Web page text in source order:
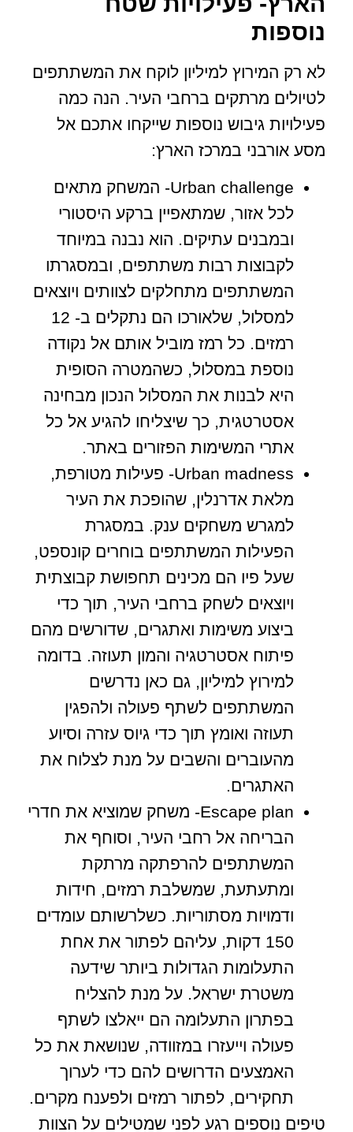
נוספות
לא רק המירוץ למיליון לוקח את המשתתפים
לטיולים מרתקים ברחבי העיר. הנה כמה
פעילויות גיבוש נוספות שייקחו אתכם אל
מסע אורבני במרכז הארץ:
Urban challenge- המשחק מתאים
לכל אזור, שמתאפיין ברקע היסטורי
ובמבנים עתיקים. הוא נבנה במיוחד
לקבוצות רבות משתתפים, ובמסגרתו
המשתתפים מתחלקים לצוותים ויוצאים
למסלול, שלאורכו הם נתקלים ב- 12
רמזים. כל רמז מוביל אותם אל נקודה
נוספת במסלול, כשהמטרה הסופית
היא לבנות את המסלול הנכון מבחינה
אסטרטגית, כך שיצליחו להגיע אל כל
אתרי המשימות הפזורים באתר.
Urban madness- פעילות מטורפת,
מלאת אדרנלין, שהופכת את העיר
למגרש משחקים ענק. במסגרת
הפעילות המשתתפים בוחרים קונספט,
שעל פיו הם מכינים תחפושת קבוצתית
ויוצאים לשחק ברחבי העיר, תוך כדי
ביצוע משימות ואתגרים, שדורשים מהם
פיתוח אסטרטגיה והמון תעוזה. בדומה
למירוץ למיליון, גם כאן נדרשים
המשתתפים לשתף פעולה ולהפגין
תעוזה ואומץ תוך כדי גיוס עזרה וסיוע
מהעוברים והשבים על מנת לצלוח את
האתגרים.
Escape plan- משחק שמוציא את חדרי
הבריחה אל רחבי העיר, וסוחף את
המשתתפים להרפתקה מרתקת
ומתעתעת, שמשלבת רמזים, חידות
ודמויות מסתוריות. כשלרשותם עומדים
150 דקות, עליהם לפתור את אחת
התעלומות הגדולות ביותר שידעה
משטרת ישראל. על מנת להצליח
בפתרון התעלומה הם ייאלצו לשתף
פעולה וייעזרו במזוודה, שנושאת את כל
האמצעים הדרושים להם כדי לערוך
תחקירים, לפתור רמזים ולפענח מקרים.
טיפים נוספים רגע לפני שמטילים על הצוות